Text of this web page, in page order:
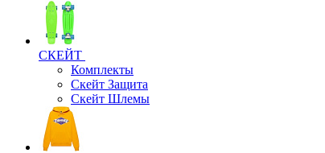
СКЕЙТ
Комплекты
Скейт Защита
Скейт Шлемы